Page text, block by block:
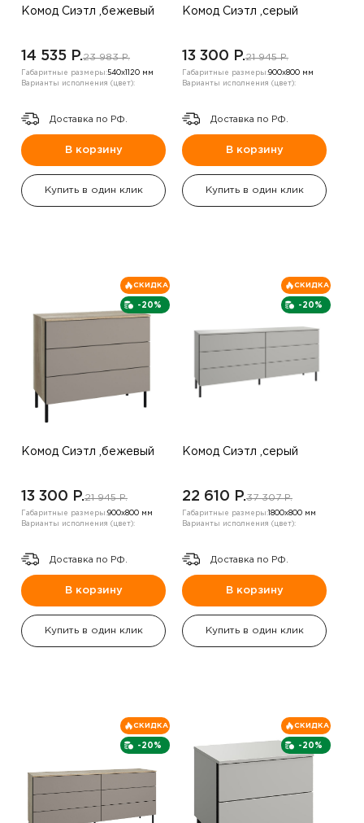
Комод Сиэтл ,бежевый
14 535 P.23 983 P.
Габаритные размеры:540х1120 мм
Варианты исполнения (цвет):
Доставка по РФ.
В корзину
Купить в один клик
Комод Сиэтл ,серый
13 300 P.21 945 P.
Габаритные размеры:900х800 мм
Варианты исполнения (цвет):
Доставка по РФ.
В корзину
Купить в один клик
-20%
СКИДКА
Комод Сиэтл ,бежевый
13 300 P.21 945 P.
Габаритные размеры:900х800 мм
Варианты исполнения (цвет):
Доставка по РФ.
В корзину
Купить в один клик
-20%
СКИДКА
Комод Сиэтл ,серый
22 610 P.37 307 P.
Габаритные размеры: 1800х800 мм
Варианты исполнения (цвет):
Доставка по РФ.
В корзину
Купить в один клик
-20%
СКИДКА
-20%
СКИДКА